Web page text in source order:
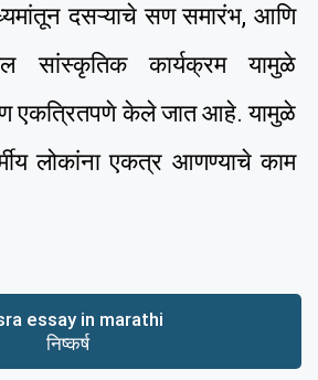
दसऱ्याचे सण समारंभ, आणि
सांस्कृतिक कार्यक्रम यामुळे
एकत्रितपणे केले जात आहे. यामुळे
लोकांना एकत्र आणण्याचे काम
essay in marathi
निष्कर्ष